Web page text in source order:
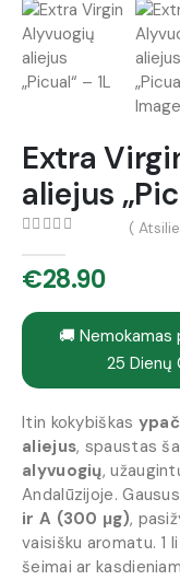
Extra
aliejus
(
€28.90
🚚
25 Dienų
Itin kokybiškas
aliejus, spaustas
alyvuogių,
Andalūzijoje. Gausus
ir A (300 μg),
vaisišku aromatu. 1
šeimai ar